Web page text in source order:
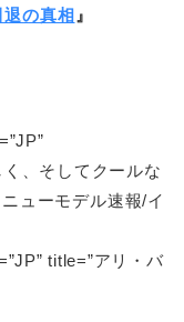
の真相 』
、そしてクールな
ューモデル速報/イ
title=”アリ・バ